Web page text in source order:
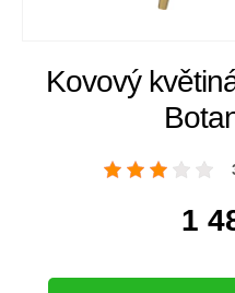
Kovový
1